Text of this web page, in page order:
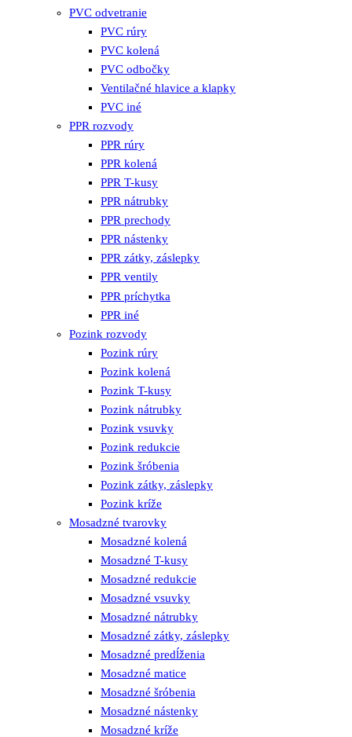
PVC odvetranie
PVC rúry
PVC kolená
PVC odbočky
Ventilačné hlavice a klapky
PVC iné
PPR rozvody
PPR rúry
PPR kolená
PPR T-kusy
PPR nátrubky
PPR prechody
PPR nástenky
PPR zátky, záslepky
PPR ventily
PPR príchytka
PPR iné
Pozink rozvody
Pozink rúry
Pozink kolená
Pozink T-kusy
Pozink nátrubky
Pozink vsuvky
Pozink redukcie
Pozink šróbenia
Pozink zátky, záslepky
Pozink kríže
Mosadzné tvarovky
Mosadzné kolená
Mosadzné T-kusy
Mosadzné redukcie
Mosadzné vsuvky
Mosadzné nátrubky
Mosadzné zátky, záslepky
Mosadzné predĺženia
Mosadzné matice
Mosadzné šróbenia
Mosadzné nástenky
Mosadzné kríže